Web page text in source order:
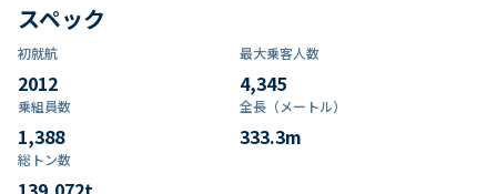
スペック
初就航
2012
最大乗客人数
4,345
乗組員数​
1,388
全長（メートル）
333.3m
総トン数​